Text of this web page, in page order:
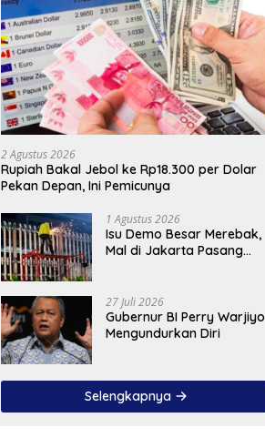
2 Agustus 2026
Rupiah Bakal Jebol ke Rp18.300 per Dolar
Pekan Depan, Ini Pemicunya
1 Agustus 2026
Isu Demo Besar Merebak,
Mal di Jakarta Pasang
27 Juli 2026
Gubernur BI Perry Warjiyo
Mengundurkan Diri
Selengkapnya